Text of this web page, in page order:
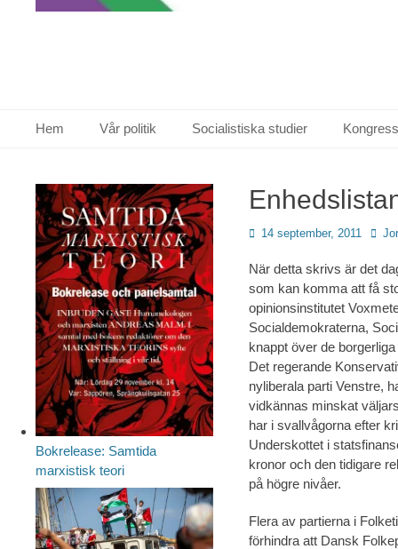
Primär meny
Hem Vår politik Socialistiska studier
Publicerad
14 september, 2011
När detta skrivs är det
som kan komma att få
opinionsinstitutet
Socialdemokraterna,
knappt över de
Det regerande
nyliberala parti Venstre,
vidkännas minskat
har i svallvågorna efter
Underskottet i
kronor och den tidigare
på högre nivåer.
Flera av partierna i
förhindra att Dansk
Bokrelease: Samtida
marxistisk teori